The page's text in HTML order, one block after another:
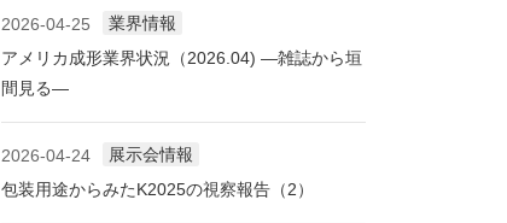
2026-04-25
業界情報
アメリカ成形業界状況（2026.04) ―雑誌から垣
間見る―
2026-04-24
展示会情報
包装用途からみたK2025の視察報告（2）